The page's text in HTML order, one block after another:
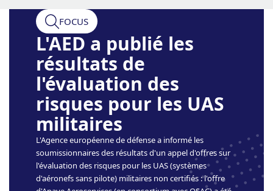
FOCUS
L'AED a publié les
résultats de
l'évaluation des
risques pour les UAS
militaires
L'Agence européenne de défense a informé les
soumissionnaires des résultats d'un appel d'offres sur
l'évaluation des risques pour les UAS (systèmes
d'aéronefs sans pilote) militaires non certifiés : l'offre